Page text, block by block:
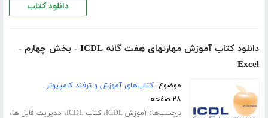
دانلود کتاب
دانلود کتاب آموزش مهارتهای هفت گانه ICDL - بخش چهارم -
Excel
موضوع:کتاب‌های آموزش و ترفند کامپیوتر
۲۸ صفحه
برچسب‌ها:آموزش ICDL ،کتاب ICDL ، مدیریت فایل ها،